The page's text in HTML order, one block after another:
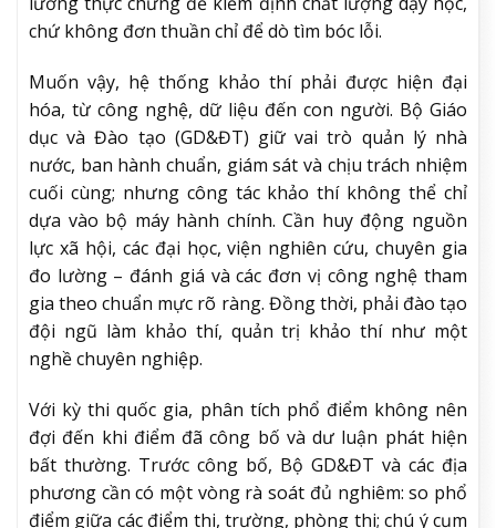
chứ không đơn thuần chỉ để dò tìm bóc lỗi.
Muốn vậy, hệ thống khảo thí phải được hiện đại
hóa, từ công nghệ, dữ liệu đến con người. Bộ Giáo
dục và Đào tạo (GD&ĐT) giữ vai trò quản lý nhà
nước, ban hành chuẩn, giám sát và chịu trách nhiệm
cuối cùng; nhưng công tác khảo thí không thể chỉ
dựa vào bộ máy hành chính. Cần huy động nguồn
lực xã hội, các đại học, viện nghiên cứu, chuyên gia
đo lường – đánh giá và các đơn vị công nghệ tham
gia theo chuẩn mực rõ ràng. Đồng thời, phải đào tạo
đội ngũ làm khảo thí, quản trị khảo thí như một
nghề chuyên nghiệp.
Với kỳ thi quốc gia, phân tích phổ điểm không nên
đợi đến khi điểm đã công bố và dư luận phát hiện
bất thường. Trước công bố, Bộ GD&ĐT và các địa
phương cần có một vòng rà soát đủ nghiêm: so phổ
điểm giữa các điểm thi, trường, phòng thi; chú ý cụm